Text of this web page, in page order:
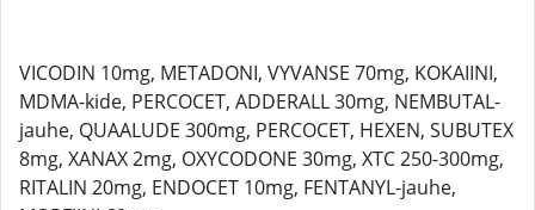
VICODIN 10mg, METADONI, VYVANSE 70mg, KOKAIINI,
MDMA-kide, PERCOCET, ADDERALL 30mg, NEMBUTAL-
jauhe, QUAALUDE 300mg, PERCOCET, HEXEN, SUBUTEX
8mg, XANAX 2mg, OXYCODONE 30mg, XTC 250-300mg,
RITALIN 20mg, ENDOCET 10mg, FENTANYL-jauhe,